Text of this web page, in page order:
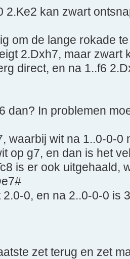
2.Ke2 kan zwart
om de lange rokade
2.Dxh7, maar zwart
direct, en na 1..f6
dan? In problemen
waarbij wit na 1..0-0-0
op g7, en dan is het
is er ook uitgehaald,
0, en na 2..0-0-0 is
zet terug en zet